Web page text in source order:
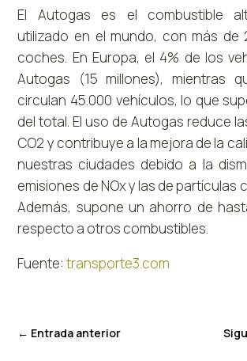
El Autogas es el combustible
utilizado en el mundo, con más de
coches. En Europa, el 4% de los
Autogas (15 millones), mientras
circulan 45.000 vehículos, lo que
del total. El uso de Autogas reduce
CO2 y contribuye a la mejora de la
nuestras ciudades debido a la
emisiones de NOx y las de partículas
Además, supone un ahorro de
respecto a otros combustibles.
Fuente:transporte3.com
← Entrada anterior